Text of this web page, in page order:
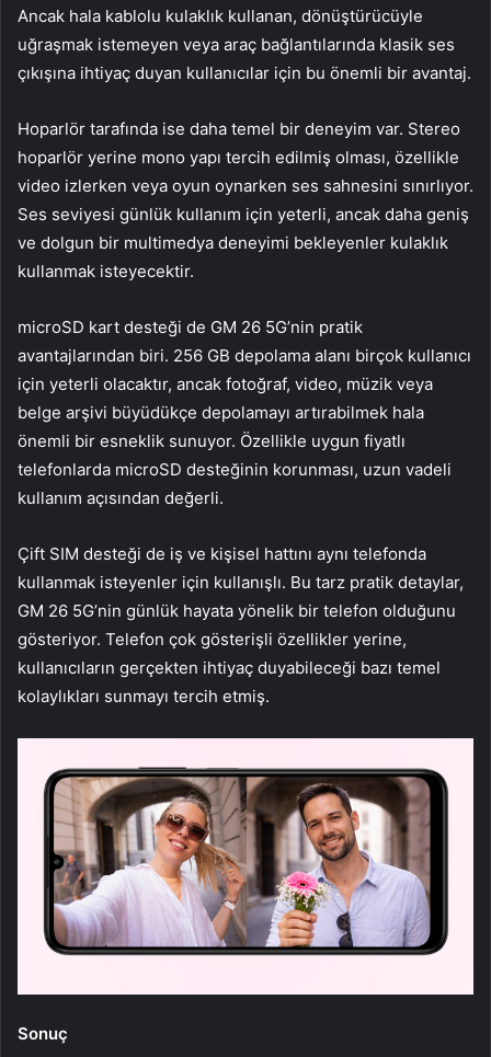
Ancak hala kablolu kulaklık kullanan, dönüştürücüyle
uğraşmak istemeyen veya araç bağlantılarında klasik ses
çıkışına ihtiyaç duyan kullanıcılar için bu önemli bir avantaj.
Hoparlör tarafında ise daha temel bir deneyim var. Stereo
hoparlör yerine mono yapı tercih edilmiş olması, özellikle
video izlerken veya oyun oynarken ses sahnesini sınırlıyor.
Ses seviyesi günlük kullanım için yeterli, ancak daha geniş
ve dolgun bir multimedya deneyimi bekleyenler kulaklık
kullanmak isteyecektir.
microSD kart desteği de GM 26 5G’nin pratik
avantajlarından biri. 256 GB depolama alanı birçok kullanıcı
için yeterli olacaktır, ancak fotoğraf, video, müzik veya
belge arşivi büyüdükçe depolamayı artırabilmek hala
önemli bir esneklik sunuyor. Özellikle uygun fiyatlı
telefonlarda microSD desteğinin korunması, uzun vadeli
kullanım açısından değerli.
Çift SIM desteği de iş ve kişisel hattını aynı telefonda
kullanmak isteyenler için kullanışlı. Bu tarz pratik detaylar,
GM 26 5G’nin günlük hayata yönelik bir telefon olduğunu
gösteriyor. Telefon çok gösterişli özellikler yerine,
kullanıcıların gerçekten ihtiyaç duyabileceği bazı temel
kolaylıkları sunmayı tercih etmiş.
Sonuç